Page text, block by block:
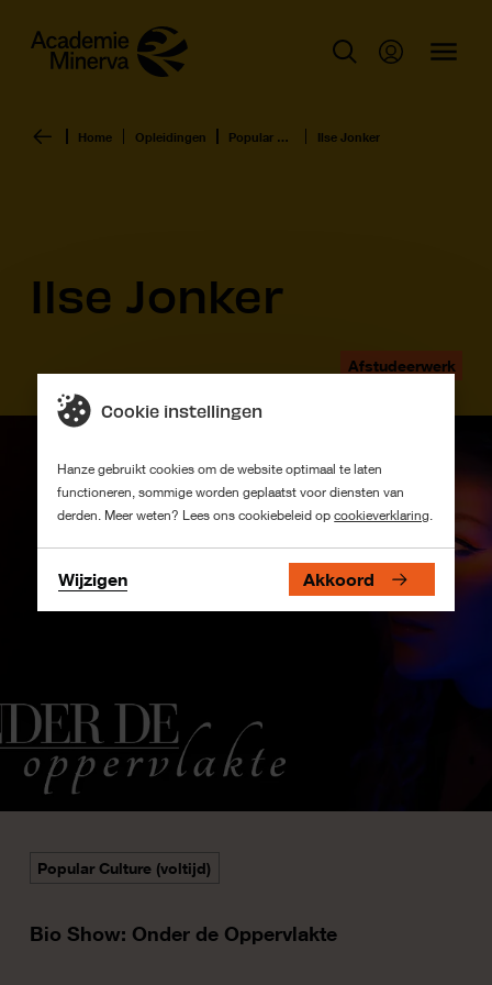
Home Opleidingen Popular Culture Ilse Jonker
Ilse Jonker
Afstudeerwerk
Popular Culture (voltijd)
Bio Show: Onder de Oppervlakte
Cookie instellingen
Hanze gebruikt cookies om de website optimaal te laten
functioneren, sommige worden geplaatst voor diensten van
derden. Meer weten? Lees ons cookiebeleid opcookieverklaring.
Wijzigen Akkoord